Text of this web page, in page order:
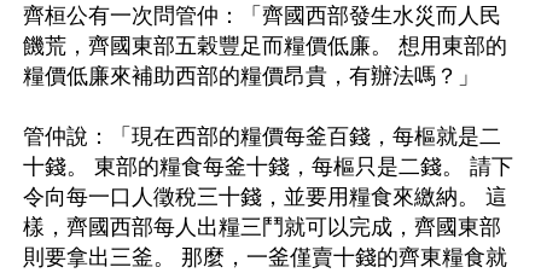
齊桓公有一次問管仲：「齊國西部發生水災而人民
饑荒，齊國東部五穀豐足而糧價低廉。 想用東部的
糧價低廉來補助西部的糧價昂貴，有辦法嗎？」
管仲說：「現在西部的糧價每釜百錢，每樞就是二
十錢。 東部的糧食每釜十錢，每樞只是二錢。 請下
令向每一口人徵稅三十錢，並要用糧食來繳納。 這
樣，齊國西部每人出糧三鬥就可以完成，齊國東部
則要拿出三釜。 那麼，一釜僅賣十錢的齊東糧食就